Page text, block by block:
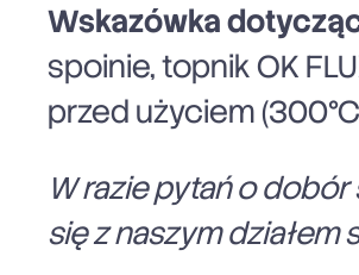
Wskazówka
spoinie, topnik OK
przed użyciem (300°C
W razie pytań o
się z naszym działem